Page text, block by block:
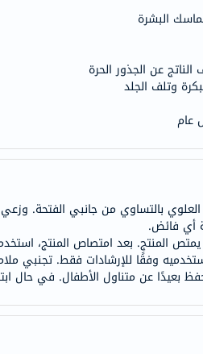
البشرة
عن الجذور الحرة
وتلف الجلد
عام
بالتساوي من جانبي الفتحة.
أي فائض.
وفقًا للإرشادات فقط. تجنبي
بعيدًا عن متناول الأطفال. في حال